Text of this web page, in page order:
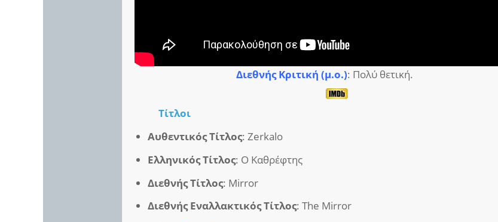
Διεθνής Κριτική (μ.ο.): Πολύ θετική.
Τίτλοι
Αυθεντικός Τίτλος: Zerkalo
Ελληνικός Τίτλος: Ο Καθρέφτης
Διεθνής Τίτλος: Mirror
Διεθνής Εναλλακτικός Τίτλος: The Mirror